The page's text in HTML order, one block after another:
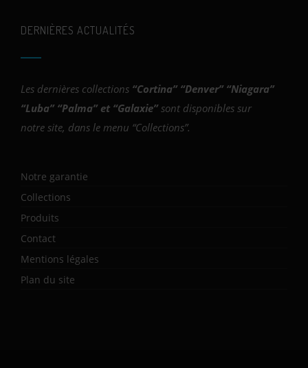
DERNIÈRES ACTUALITÉS
Les dernières collections “Cortina” “Denver” “Niagara”
“Luba” “Palma” et “Galaxie”sont disponibles sur
notre site, dans le menu “Collections”.
Notre garantie
Collections
Produits
Contact
Mentions légales
Plan du site